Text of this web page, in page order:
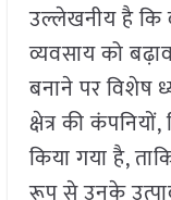
उल्लेखनीय है कि
व्यवसाय को
बनाने पर विशेष
क्षेत्र की
किया गया है,